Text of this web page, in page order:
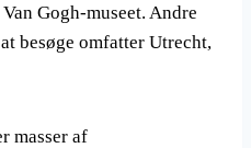
Gogh-museet. Andre
besøge omfatter Utrecht,
masser af